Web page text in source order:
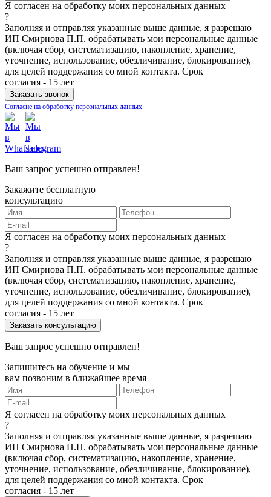
Я согласен на обработку моих персональных данных
?
Заполняя и отправляя указанные выше данные, я разрешаю
ИП Смирнова П.П. обрабатывать мои персональные данные
(включая сбор, систематизацию, накопление, хранение,
уточнение, использование, обезличивание, блокирование),
для целей поддержания со мной контакта. Срок
согласия - 15 лет
Согласие на обработку персональных данных
Ваш запрос успешно отправлен!
Закажите бесплатную
консультацию
Я согласен на обработку моих персональных данных
?
Заполняя и отправляя указанные выше данные, я разрешаю
ИП Смирнова П.П. обрабатывать мои персональные данные
(включая сбор, систематизацию, накопление, хранение,
уточнение, использование, обезличивание, блокирование),
для целей поддержания со мной контакта. Срок
согласия - 15 лет
Ваш запрос успешно отправлен!
Запишитесь на обучение и мы
вам позвоним в ближайшее время
Я согласен на обработку моих персональных данных
?
Заполняя и отправляя указанные выше данные, я разрешаю
ИП Смирнова П.П. обрабатывать мои персональные данные
(включая сбор, систематизацию, накопление, хранение,
уточнение, использование, обезличивание, блокирование),
для целей поддержания со мной контакта. Срок
согласия - 15 лет